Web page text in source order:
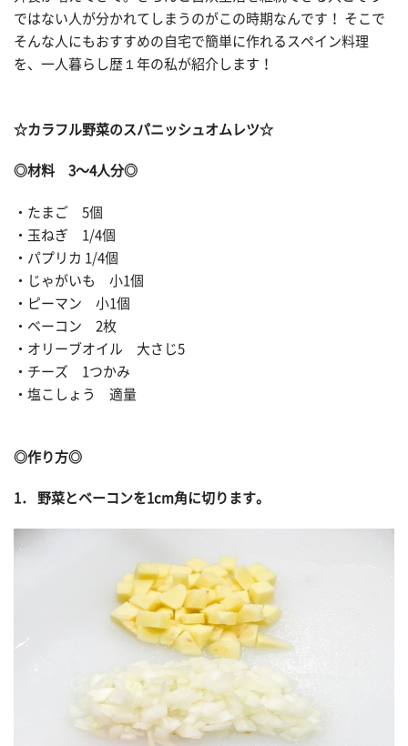
ではない人が分かれてしまうのがこの時期なんです！ そこで
そんな人にもおすすめの自宅で簡単に作れるスペイン料理
を、一人暮らし歴１年の私が紹介します！
☆カラフル野菜のスパニッシュオムレツ☆
◎材料 3～4人分◎
・たまご 5個
・玉ねぎ 1/4個
・パプリカ 1/4個
・じゃがいも 小1個
・ピーマン 小1個
・ベーコン 2枚
・オリーブオイル 大さじ5
・チーズ 1つかみ
・塩こしょう 適量
◎作り方◎
1． 野菜とベーコンを1cm角に切ります。